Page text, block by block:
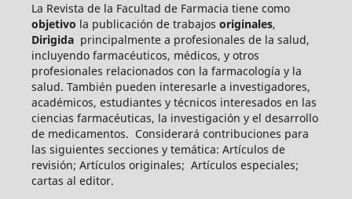
La Revista de la Facultad de Farmacia tiene como
objetivo la publicación de trabajos originales,
Dirigida principalmente a profesionales de la salud,
incluyendo farmacéuticos, médicos, y otros
profesionales relacionados con la farmacología y la
salud. También pueden interesarle a investigadores,
académicos, estudiantes y técnicos interesados en las
ciencias farmacéuticas, la investigación y el desarrollo
de medicamentos. Considerará contribuciones para
las siguientes secciones y temática: Artículos de
revisión; Artículos originales; Artículos especiales;
cartas al editor.